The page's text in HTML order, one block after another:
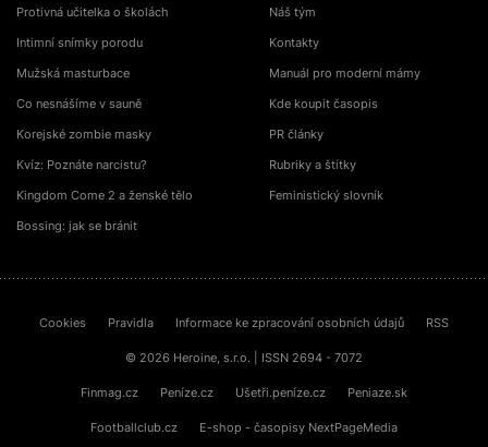
Protivná učitelka o školách
Intimní snímky porodu
Mužská masturbace
Co nesnášíme v sauně
Korejské zombie masky
Kvíz: Poznáte narcistu?
Kingdom Come 2 a ženské tělo
Bossing: jak se bránit
Náš tým
Kontakty
Manuál pro moderní mámy
Kde koupit časopis
PR články
Rubriky a štítky
Feministický slovník
Cookies Pravidla Informace ke zpracování osobních údajů RSS
© 2026 Heroine, s.r.o. | ISSN 2694 - 7072
Finmag.cz Peníze.cz Ušetři.peníze.cz Peniaze.sk
Footballclub.cz E-shop - časopisy NextPageMedia